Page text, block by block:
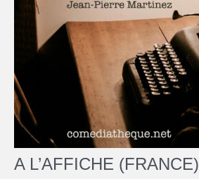
A L’AFFICHE (FRANCE)